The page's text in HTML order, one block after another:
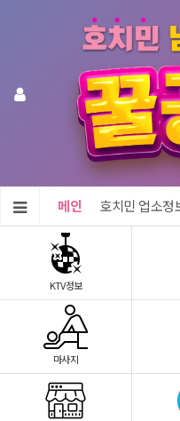
메인 호치민 업소정
KTV정보
마사지